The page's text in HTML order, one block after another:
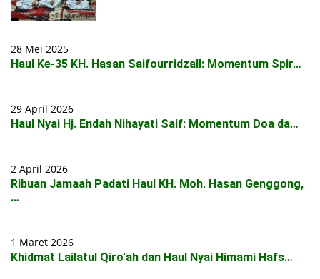
28 Mei 2025
Haul Ke-35 KH. Hasan Saifourridzall: Momentum Spir…
29 April 2026
Haul Nyai Hj. Endah Nihayati Saif: Momentum Doa da…
2 April 2026
Ribuan Jamaah Padati Haul KH. Moh. Hasan Genggong,
…
1 Maret 2026
Khidmat Lailatul Qiro’ah dan Haul Nyai Himami Hafs…